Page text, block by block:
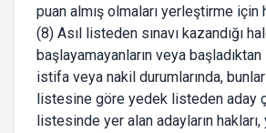
puan almış olmaları yerleştirme
(8) Asıl listeden sınavı kazandığı
başlayamayanların veya
istifa veya nakil durumlarında,
listesine göre yedek listeden aday
listesinde yer alan adayların